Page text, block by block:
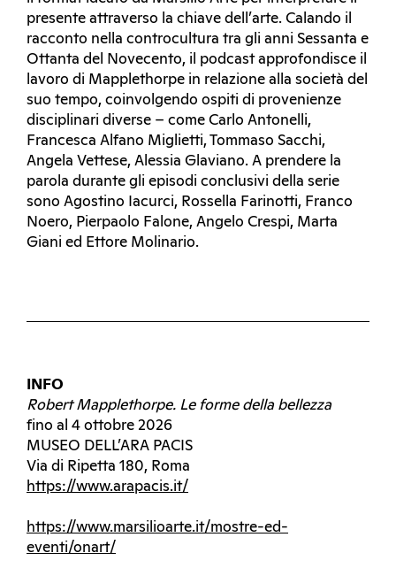
presente attraverso la chiave dell’arte. Calando il
racconto nella controcultura tra gli anni Sessanta e
Ottanta del Novecento, il podcast approfondisce il
lavoro di Mapplethorpe in relazione alla società del
suo tempo, coinvolgendo ospiti di provenienze
disciplinari diverse – come Carlo Antonelli,
Francesca Alfano Miglietti, Tommaso Sacchi,
Angela Vettese, Alessia Glaviano. A prendere la
parola durante gli episodi conclusivi della serie
sono Agostino Iacurci, Rossella Farinotti, Franco
Noero, Pierpaolo Falone, Angelo Crespi, Marta
Giani ed Ettore Molinario.
INFO
Robert Mapplethorpe. Le forme della bellezza
fino al 4 ottobre 2026
MUSEO DELL’ARA PACIS
Via di Ripetta 180, Roma
https://www.arapacis.it/
https://www.marsilioarte.it/mostre-ed-
eventi/onart/